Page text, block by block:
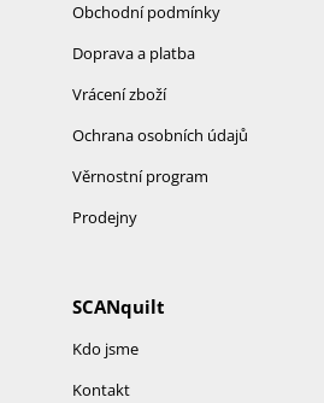
Obchodní podmínky
Doprava a platba
Vrácení zboží
Ochrana osobních údajů
Věrnostní program
Prodejny
SCANquilt
Kdo jsme
Kontakt